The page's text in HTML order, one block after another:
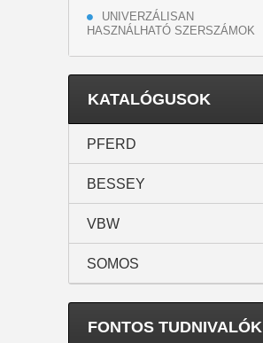
UNIVERZÁLISAN
HASZNÁLHATÓ SZERSZÁMOK
KATALÓGUSOK
PFERD
BESSEY
VBW
SOMOS
FONTOS TUDNIVALÓK